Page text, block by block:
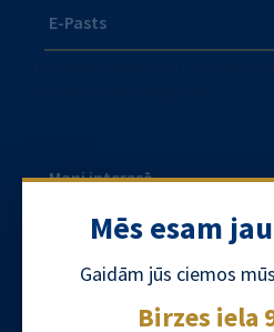
E-Pasts
Mani interesē...
Mēs esam
Gaidām jūs ciemos
Birzes iela